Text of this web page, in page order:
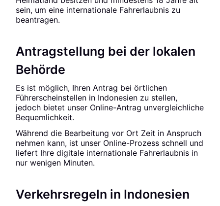
sein, um eine internationale Fahrerlaubnis zu
beantragen.
Antragstellung bei der lokalen
Behörde
Es ist möglich, Ihren Antrag bei örtlichen
Führerscheinstellen in Indonesien zu stellen,
jedoch bietet unser Online-Antrag unvergleichliche
Bequemlichkeit.
Während die Bearbeitung vor Ort Zeit in Anspruch
nehmen kann, ist unser Online-Prozess schnell und
liefert Ihre digitale internationale Fahrerlaubnis in
nur wenigen Minuten.
Verkehrsregeln in Indonesien